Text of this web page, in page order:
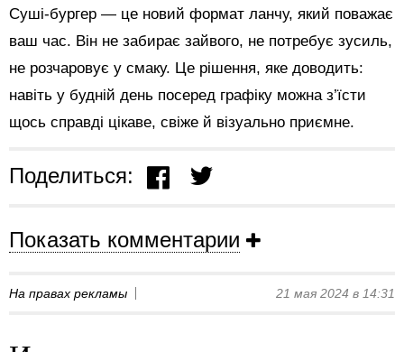
Суші-бургер — це новий формат ланчу, який поважає
ваш час. Він не забирає зайвого, не потребує зусиль,
не розчаровує у смаку. Це рішення, яке доводить:
навіть у будній день посеред графіку можна з’їсти
щось справді цікаве, свіже й візуально приємне.
Поделиться:
Показать комментарии
На правах рекламы 21 мая 2024 в 14:31